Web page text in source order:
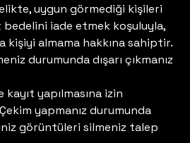
uygun görmediği kişileri
iade etmek koşuluyla,
kişiyi almama hakkına sahiptir.
durumunda dışarı çıkmanız
yapılmasına izin
yapmanız durumunda
görüntüleri silmeniz talep